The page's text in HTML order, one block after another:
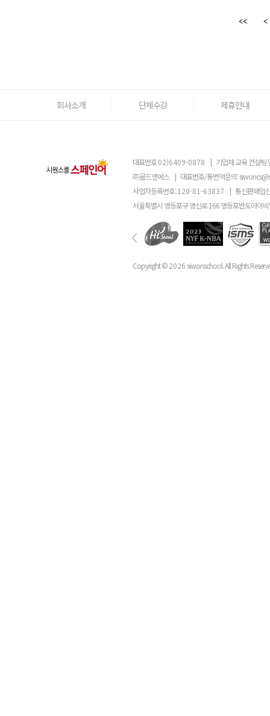
회사소개 단체수강 제휴안내
대표번호02)6409-0878 | 기업체 교육 컨설팅
㈜골드앤에스 | 대표번호/통번역문의:
사업자등록번호:120-81-63837 | 통신판매업
서울특별시 영등포구 영신로 166 영등포반도아이
Copyright ©2026 siwonschool. All Rights